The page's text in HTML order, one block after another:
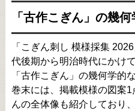
「古作こぎん」の幾
「こぎん刺し 模様採集
代後期から明治時代にかけ
「古作こぎん」の幾何学的
巻末には、掲載模様の図案
んの全体像も紹介しており